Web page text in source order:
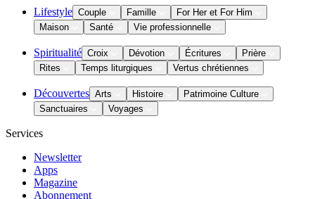
Lifestyle Couple Famille
For Her et For Him
Maison
Santé Vie professionnelle
Spiritualité Croix Dévotion Écritures
Prière
Rites
Temps liturgiques Vertus chrétiennes
Découvertes Arts Histoire
Patrimoine Culture
Sanctuaires
Voyages
Services
Newsletter
Apps
Magazine
Abonnement